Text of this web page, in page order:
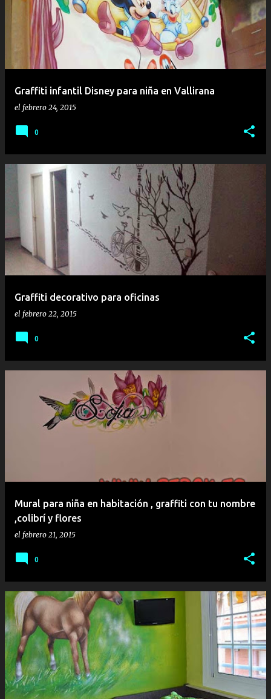
Graffiti infantil Disney para niña en Vallirana
el febrero 24, 2015
0
Graffiti decorativo para oficinas
el febrero 22, 2015
0
Mural para niña en habitación , graffiti con tu nombre
,colibrí y flores
el febrero 21, 2015
0